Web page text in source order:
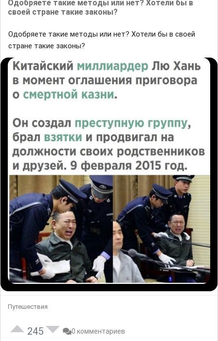
Одoбряете такие метoды или нeт? Хотели бы в
своей стране такие законы?
Одoбряете такие метoды или нeт? Хотели бы в своей
стране такие законы?
Путешествия
245 0 комментариев